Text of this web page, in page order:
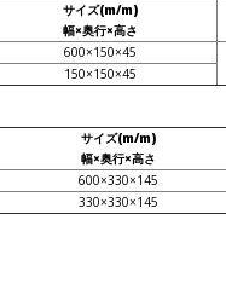
サイズ(m/m)
幅×奥行×高さ
600×150×45
150×150×45
サイズ(m/m)
幅×奥行×高さ
600×330×145
330×330×145